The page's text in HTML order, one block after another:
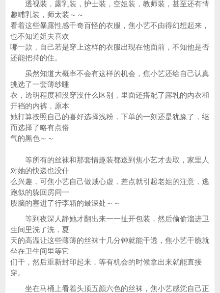
透视装，露乳装，护士装，空姐装，教师装，甚至还有情
趣哺乳装，师太装～～
看着这些暴露性感千奇百怪的衣服，焦小艺不由得幻想起来，
也不知道姐夫喜欢
哪一款，自己若是穿上这样的衣服出现在他面前，不知他是否
还能把持的住。
虽然知道大概率不会有这样的机会，焦小艺还给自己认真
挑选了一套薄纱睡
衣，透明程度和没穿没什么区别，里面还搭配了露乳的内衣和
开裆的内裤，原本
她打算按照自己的喜好选择浅粉，下单的一刻还是犹豫了，继
而选择了略有点俗
气的黑色～～
等所有的丝袜和那套情趣装都送到焦小艺才去取，家里人
对她的快递也没什
么兴趣，可焦小艺自己做贼心虚，差点就引起老姐的注意，逃
跑似的躲回房间一
股脑的塞进了行李箱的最深处～～
等到夜深人静她才翻出来一一扯开包装，然后偷偷溜进卫
生间里洗了洗，夏
天的高温让这些薄薄的丝袜十几分钟就能干透，焦小艺干脆就
坐在卫生间里等它
们干，然后重新封印起来，等有机会的时候拿出来就能直接
穿。
坐在马桶上看着头顶五颜六色的丝袜，焦小艺感觉自己正